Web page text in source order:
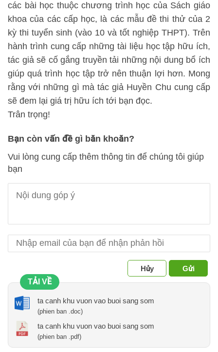
các bài học thuộc chương trình học của Sách giáo
khoa của các cấp học, là các mẫu đề thi thử của 2
kỳ thi tuyển sinh (vào 10 và tốt nghiệp THPT). Trên
hành trình cung cấp những tài liệu học tập hữu ích,
tác giả sẽ cố gắng truyền tải những nội dung bổ ích
giúp quá trình học tập trở nên thuận lợi hơn. Mong
rằng với những gì mà tác giả Huyền Chu cung cấp
sẽ đem lại giá trị hữu ích tới bạn đọc.
Trân trọng!
Bạn còn vấn đề gì băn khoăn?
Vui lòng cung cấp thêm thông tin để chúng tôi giúp
bạn
Hủy
Gửi
TẢI VỀ
ta canh khu vuon vao buoi sang som
(phien ban .doc)
ta canh khu vuon vao buoi sang som
(phien ban .pdf)